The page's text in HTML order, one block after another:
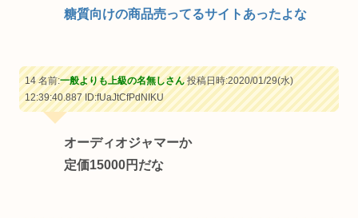
糖質向けの商品売ってるサイトあったよな
14 名前:一般よりも上級の名無しさん投稿日時:2020/01/29(水)
12:39:40.887ID:fUaJtCfPdNIKU
オーディオジャマーか
定価15000円だな